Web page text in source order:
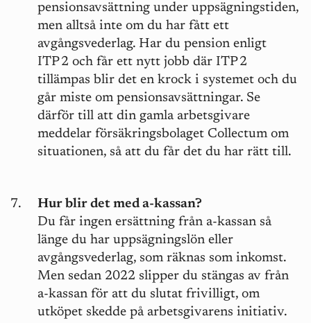
pensionsavsättning under uppsägningstiden,
men alltså inte om du har fått ett
avgångsvederlag. Har du pension enligt
ITP 2 och får ett nytt jobb där ITP 2
tillämpas blir det en krock i systemet och du
går miste om pensionsavsättningar. Se
därför till att din gamla arbetsgivare
meddelar försäkringsbolaget Collectum om
situationen, så att du får det du har rätt till.
Hur blir det med a-kassan?
Du får ingen ersättning från a-kassan så
länge du har uppsägningslön eller
avgångsvederlag, som räknas som inkomst.
Men sedan 2022 slipper du stängas av från
a-kassan för att du slutat frivilligt, om
utköpet skedde på arbetsgivarens initiativ.